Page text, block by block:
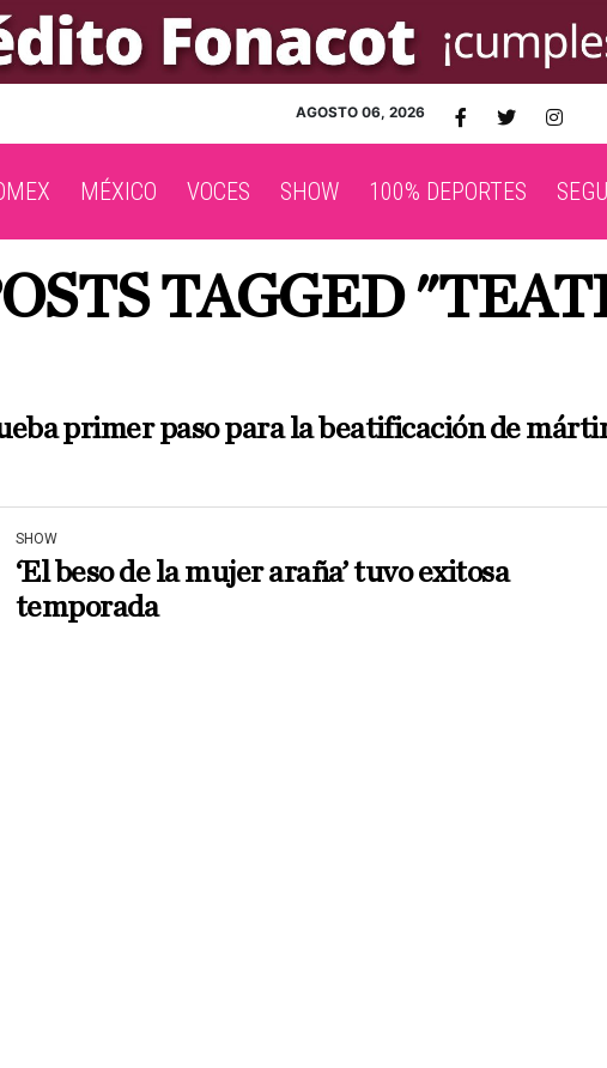
AGOSTO 06, 2026
MÉXICO VOCES SHOW 100% DEPORTES
TAGGED
primer paso para la beatificación de
SHOW
‘El beso de la mujer araña’ tuvo exitosa
temporada